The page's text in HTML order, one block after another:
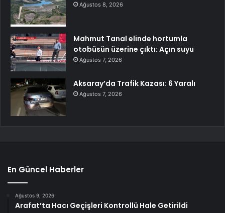
Ağustos 8, 2026
Mahmut Tanal elinde hortumla
otobüsün üzerine çıktı: Açın suyu
Ağustos 7, 2026
Aksaray’da Trafik Kazası: 6 Yaralı
Ağustos 7, 2026
En Güncel Haberler
Ağustos 9, 2026
Arafat’ta Hacı Geçişleri Kontrollü Hale Getirildi